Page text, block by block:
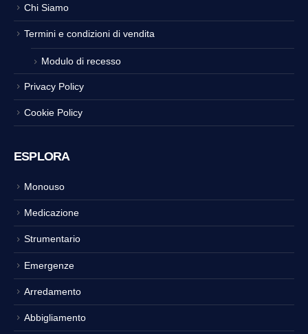
Chi Siamo
Termini e condizioni di vendita
Modulo di recesso
Privacy Policy
Cookie Policy
ESPLORA
Monouso
Medicazione
Strumentario
Emergenze
Arredamento
Abbigliamento